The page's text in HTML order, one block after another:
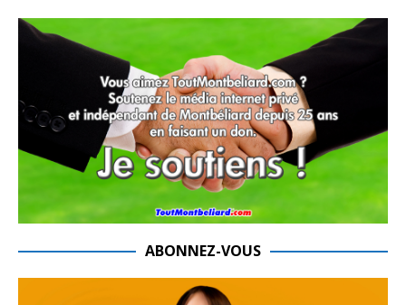
ABONNEZ-VOUS